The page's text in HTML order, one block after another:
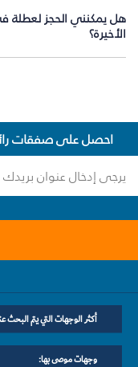
هل يمكنني الحجز لعطلة
الأخيرة؟
احصل على صفقات
أكثر الوجهات التي يتم البحث
وجهات موصى بها: